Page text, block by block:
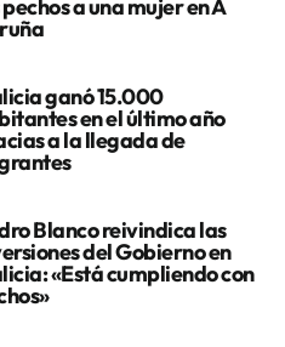
pechos a una mujer en A
ganó 15.000
en el último año
a la llegada de
Blanco reivindica las
del Gobierno en
«Está cumpliendo con